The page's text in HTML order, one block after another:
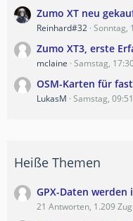
Zumo XT neu
Reinhard#32 Sonntag,
Zumo XT3, erste
mclaine Samstag,
OSM-Karten für
LukasM Samstag, 09:51
Heiße Themen
GPX-Daten
21 Antworten, 1.209